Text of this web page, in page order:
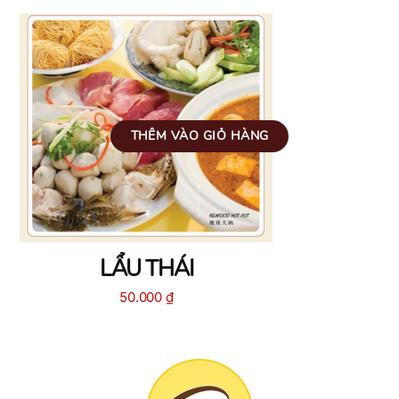
LẨU THÁI
50.000 ₫
THÊM VÀO GIỎ HÀNG